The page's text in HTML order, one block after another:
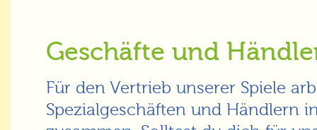
Geschäfte und
Für den Vertrieb unserer Spiele
Spezialgeschäften und Händlern